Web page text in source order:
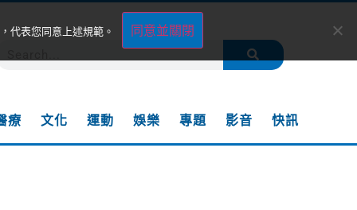
療 文化 運動 娛樂 專題 影音 快訊
代表您同意上述規範。 同意並關閉